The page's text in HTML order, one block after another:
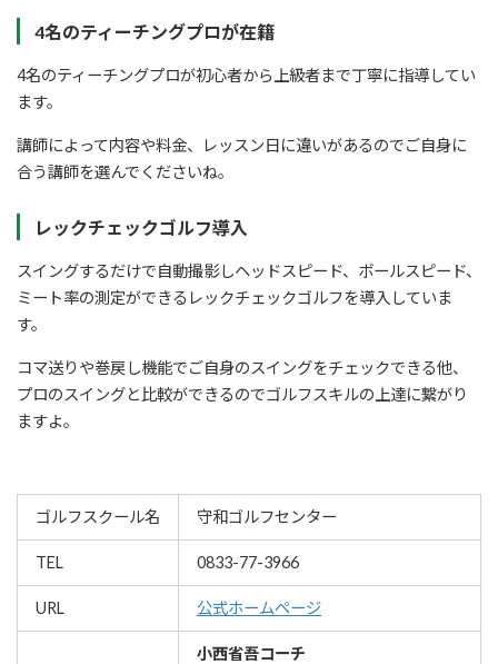
4名のティーチングプロが在籍
4名のティーチングプロが初心者から上級者まで丁寧に指導してい
ます。
講師によって内容や料金、レッスン日に違いがあるのでご自身に
合う講師を選んでくださいね。
レックチェックゴルフ導入
スイングするだけで自動撮影しヘッドスピード、ボールスピード、
ミート率の測定ができるレックチェックゴルフを導入していま
す。
コマ送りや巻戻し機能でご自身のスイングをチェックできる他、
プロのスイングと比較ができるのでゴルフスキルの上達に繋がり
ますよ。
ゴルフスクール名 守和ゴルフセンター
TEL 0833-77-3966
URL 公式ホームページ
小西省吾コーチ